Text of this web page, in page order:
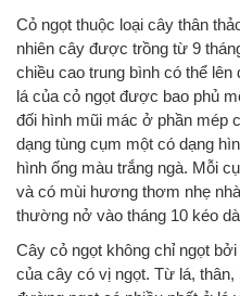
Cỏ ngọt thuộc loại cây thân
nhiên cây được trồng từ 9
chiều cao trung bình có thể lên
lá của cỏ ngọt được bao phủ
đối hình mũi mác ở phần mép
dạng tùng cụm một có dạng
hình ống màu trắng ngà. Mỗi
và có mùi hương thơm nhẹ
thường nở vào tháng 10 kéo
Cây cỏ ngọt không chỉ ngọt
của cây có vị ngọt. Từ lá,